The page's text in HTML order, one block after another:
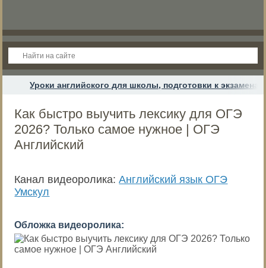
Уроки английского для школы, подготовки к
Как быстро выучить лексику для ОГЭ
2026? Только самое нужное | ОГЭ
Английский
Канал видеоролика:Английский язык ОГЭ
Умскул
Обложка видеоролика: